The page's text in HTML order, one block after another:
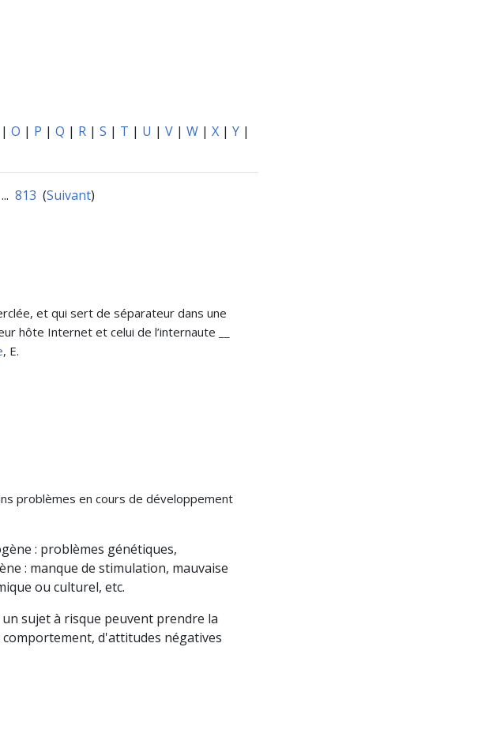
| O | P | Q | R | S | T | U | V | W | X | Y |
... 813 (Suivant)
et qui sert de séparateur dans une
hôte Internet et celui de l’internaute __
, E.
problèmes en cours de développement
: problèmes génétiques,
: manque de stimulation, mauvaise
ou culturel, etc.
sujet à risque peuvent prendre la
d'attitudes négatives